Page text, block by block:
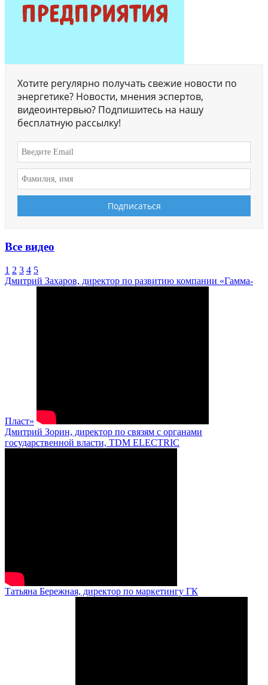
Хотите регулярно получать свежие новости по
энергетике? Новости, мнения эспертов,
видеоинтервью? Подпишитесь на нашу
бесплатную рассылку!
Все видео
1 2 3 4 5
Дмитрий Захаров, директор по развитию компании «Гамма-
Пласт»
Дмитрий Зорин, директор по связям с органами
государственной власти, TDM ELECTRIC
Татьяна Бережная, директор по маркетингу ГК